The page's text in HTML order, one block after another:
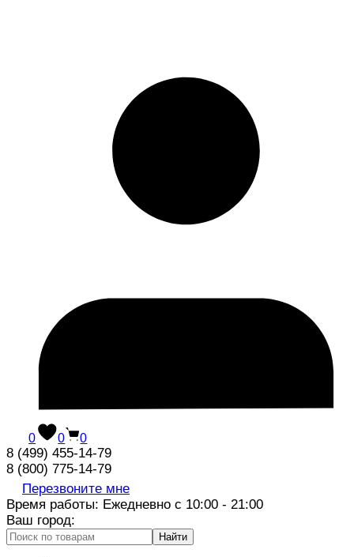
0 0 0
8 (499) 455-14-79
8 (800) 775-14-79
Перезвоните мне
Время работы: Ежедневно с 10:00 - 21:00
Ваш город:
Найти